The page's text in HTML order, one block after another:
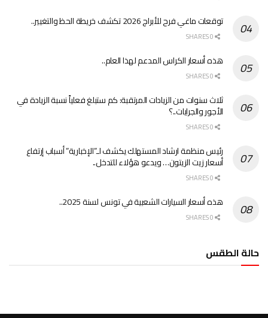
توقعات ماغي فرح للأبراج 2026 تكشف خريطة الحظ والتغيير..
هذه أسعار الكراس المدعم لهذا العام..
ثلاث سنوات من الزيادات المرتقبة: كم ستبلغ فعلياً نسبة الزيادة في
الأجور والجرايات..؟
رئيس منظمة ارشاد المستهلك يكشف لـ”الإخبارية” أسباب إرتفاع
أسعار زيت الزيتون… ويدعو هؤلاء للتدخل..
هذه أسعار السيارات الشعبية في تونس لسنة 2025..
حالة الطقس